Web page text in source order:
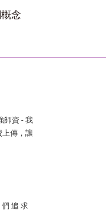
念
師資 - 我
上傳，讓
們 追 求